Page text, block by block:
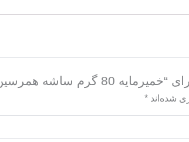
گرم ساشه همرسین”
شده‌اند *